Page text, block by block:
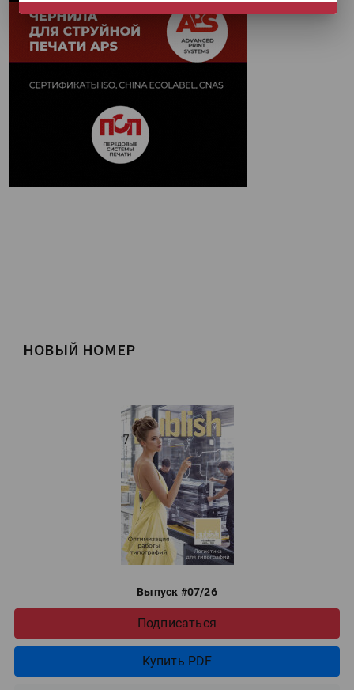
НОВЫЙ НОМЕР
Выпуск #07/26
Подписаться
Купить PDF